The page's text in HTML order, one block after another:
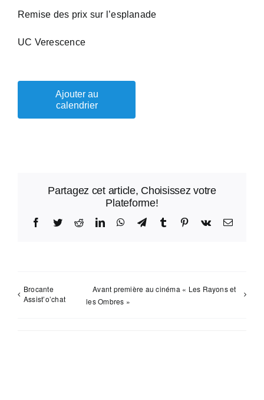
Remise des prix sur l’esplanade
UC Verescence
Ajouter au
calendrier
Partagez cet article, Choisissez votre
Plateforme!
Facebook
TwitterRedditLinkedInWhatsApp
TelegramTumblr Pinterest
Vk Email
Brocante
Assist’o’chat
Avant première au cinéma « Les Rayons et
les Ombres »